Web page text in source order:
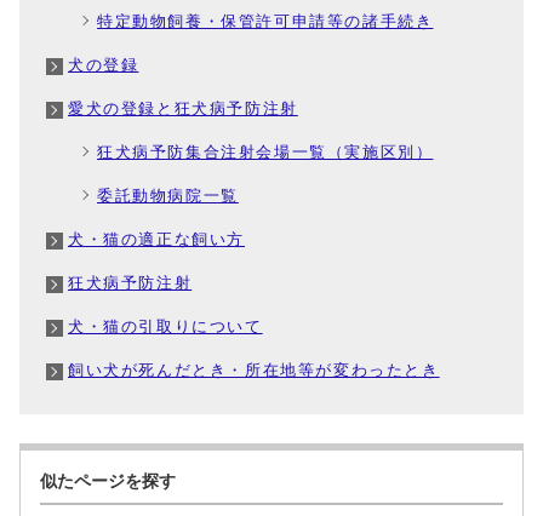
特定動物飼養・保管許可申請等の諸手続き
犬の登録
愛犬の登録と狂犬病予防注射
狂犬病予防集合注射会場一覧（実施区別）
委託動物病院一覧
犬・猫の適正な飼い方
狂犬病予防注射
犬・猫の引取りについて
飼い犬が死んだとき・所在地等が変わったとき
似たページを探す